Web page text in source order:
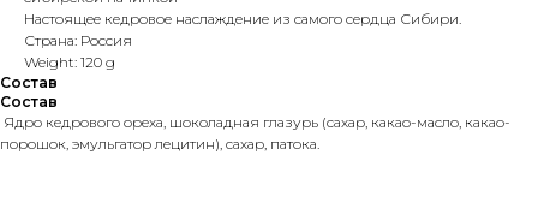
Настоящее кедровое наслаждение из самого сердца Сибири.
Страна: Россия
Weight: 120 g
Состав
Состав
Ядро кедрового ореха, шоколадная глазурь (сахар, какао-масло, какао-
порошок, эмульгатор лецитин), сахар, патока.